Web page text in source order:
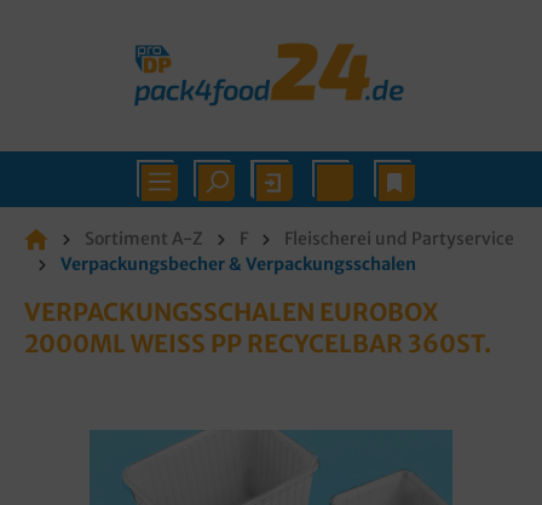
Sortiment A-Z F
Fleischerei und Partyservice
Verpackungsbecher & Verpackungsschalen
VERPACKUNGSSCHALEN EUROBOX
2000ML WEISS PP RECYCELBAR 360ST.